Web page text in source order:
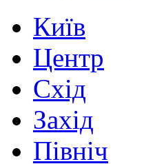
Київ
Центр
Схід
Захід
Північ